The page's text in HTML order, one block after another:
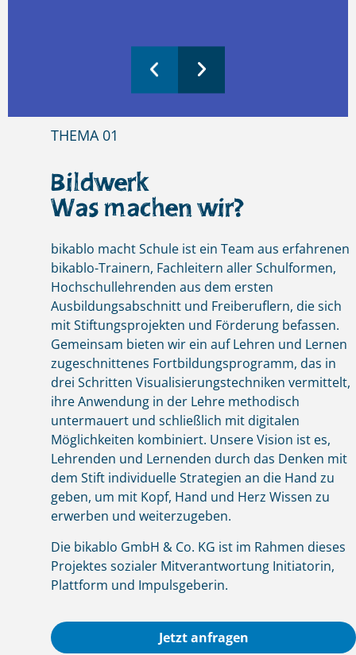
THEMA 01
Bildwerk
Was machen wir?
bikablo macht Schule ist ein Team aus erfahrenen
bikablo-Trainern, Fachleitern aller Schulformen,
Hochschullehrenden aus dem ersten
Ausbildungsabschnitt und Freiberuflern, die sich
mit Stiftungsprojekten und Förderung befassen.
Gemeinsam bieten wir ein auf Lehren und Lernen
zugeschnittenes Fortbildungsprogramm, das in
drei Schritten Visualisierungstechniken vermittelt,
ihre Anwendung in der Lehre methodisch
untermauert und schließlich mit digitalen
Möglichkeiten kombiniert. Unsere Vision ist es,
Lehrenden und Lernenden durch das Denken mit
dem Stift individuelle Strategien an die Hand zu
geben, um mit Kopf, Hand und Herz Wissen zu
erwerben und weiterzugeben.
Die bikablo GmbH & Co. KG ist im Rahmen dieses
Projektes sozialer Mitverantwortung Initiatorin,
Plattform und Impulsgeberin.
Jetzt anfragen